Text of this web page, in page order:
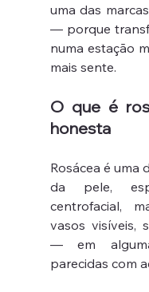
uma das
— porque
numa estação
mais sente.
O que é
honesta
Rosácea é uma
da pele,
centrofacial,
vasos visíveis,
— em
parecidas com